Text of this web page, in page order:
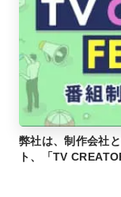
弊社は、制作会社
ト、「TV